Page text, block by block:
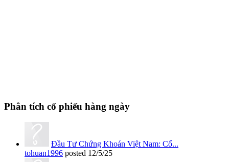
Phân tích cổ phiếu hàng ngày
Đầu Tư Chứng Khoán Việt Nam: Cổ...
tohuan1996 posted 12/5/25